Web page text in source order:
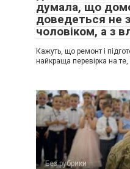
думала, що
доведеться не
чоловіком, а з
Кажуть, що ремонт і
найкраща перевірка на те,
Без рубрики